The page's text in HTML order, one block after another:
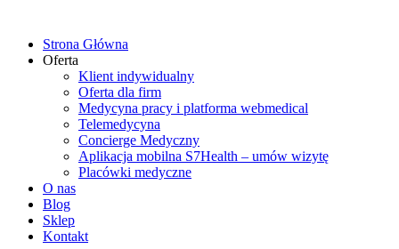
Strona Główna
Oferta
Klient indywidualny
Oferta dla firm
Medycyna pracy i platforma webmedical
Telemedycyna
Concierge Medyczny
Aplikacja mobilna S7Health – umów wizytę
Placówki medyczne
O nas
Blog
Sklep
Kontakt